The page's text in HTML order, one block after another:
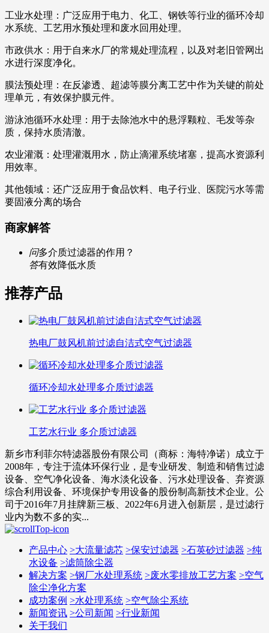
工业水处理：广泛应用于电力、化工、钢铁等行业的循环冷却
水系统、工艺用水预处理和废水回用处理。
市政供水：用于自来水厂的常规处理流程，以及对老旧管网出
水进行深度净化。
膜法预处理：在反渗透、超滤等膜分离工艺中作为关键的前处
理单元，有效保护膜元件。
游泳池循环水处理：用于去除池水中的悬浮颗粒、毛发等杂
质，保持水质清澈。
农业灌溉：处理灌溉用水，防止滴灌系统堵塞，提高水资源利
用效率。
其他领域：还广泛应用于食品饮料、电子行业、医院污水等需
要固液分离的场合
商家解答
问多介质过滤器的作用？
答有效降低水质
推荐产品
热电厂鼓风机前过滤自洁式空气过滤器
循环冷却水处理多介质过滤器
工艺水行业 多介质过滤器
新乡市利菲尔特滤器股份有限公司（商标：海特净诺）成立于
2008年，专注于流体环保行业，是专业研发、制造和销售过滤
设备、空气净化设备、海水淡化设备、污水处理设备、弃资源
综合利用设备、环境保护专用设备的股份制高新技术企业。公
司于2016年7月挂牌新三板、2022年6月进入创新层，是过滤行
业内为数不多的实...
产品中心 >大流量滤芯 >保安过滤器 >石英砂过滤器 >纯
水设备 >滤筒除尘器
解决方案 >钢厂水处理系统 >废水零排放工艺方案 >空气
除尘净化方案
成功案例 >水处理系统 >空气除尘系统
新闻资讯 >公司新闻 >行业新闻
关于我们